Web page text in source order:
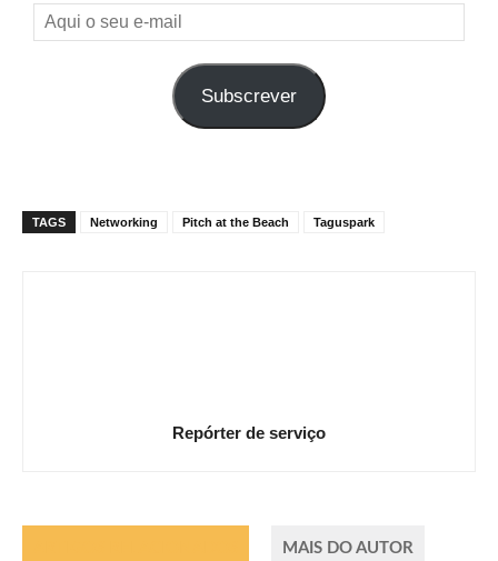
Aqui
o
Subscrever
TAGS Networking Pitch at the Beach Taguspark
Repórter de serviço
MAIS DO AUTOR